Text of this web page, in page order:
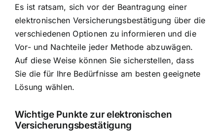
Es ist ratsam, sich vor der Beantragung einer
elektronischen Versicherungsbestätigung über die
verschiedenen Optionen zu informieren und die
Vor- und Nachteile jeder Methode abzuwägen.
Auf diese Weise können Sie sicherstellen, dass
Sie die für Ihre Bedürfnisse am besten geeignete
Lösung wählen.
Wichtige Punkte zur elektronischen
Versicherungsbestätigung